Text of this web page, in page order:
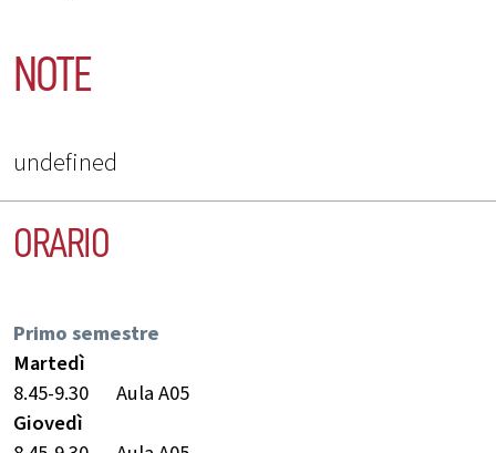
NOTE
undefined
ORARIO
Primo semestre
Martedì
8.45-9.30
Aula A05
Giovedì